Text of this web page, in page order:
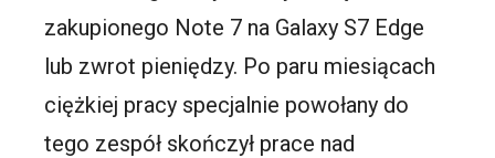
zakupionego Note 7 na Galaxy S7 Edge
lub zwrot pieniędzy. Po paru miesiącach
ciężkiej pracy specjalnie powołany do
tego zespół skończył prace nad